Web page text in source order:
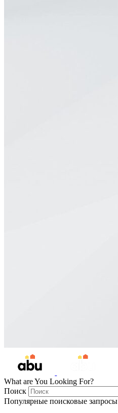
What are You Looking For?
Поиск
Популярные поисковые запросы